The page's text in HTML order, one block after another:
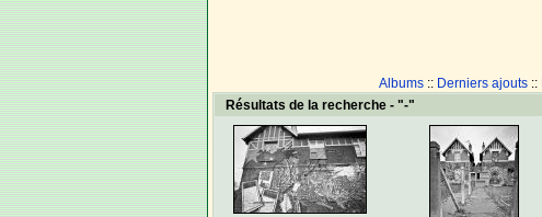
Albums :: Derniers ajouts ::
Résultats de la recherche - "-"